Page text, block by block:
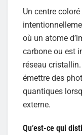
Un centre
où un atome
carbone ou est
réseau
émettre des
quantiques
externe.
Qu’est-ce qui